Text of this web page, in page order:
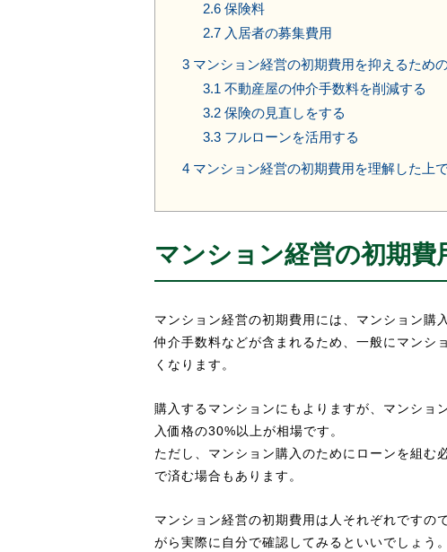
2.6保険料
2.7入居者の募集費用
3 マンション経営の初期費用を抑えるため
3.1 不動産屋の仲介手数料を削減する
3.2保険の見直しをする
3.3フルローンを活用する
4 マンション経営の初期費用を理解した上
マンション経営の初期費
マンション経営の初期費用には、マンション購
仲介手数料などが含まれるため、一般にマンシ
くなります。
購入するマンションにもよりますが、マンショ
入価格の30%以上が相場です。
ただし、マンション購入のためにローンを組
で済む場合もあります。
マンション経営の初期費用は人それぞれですの
がら実際に自分で確認してみるといいでしょう。